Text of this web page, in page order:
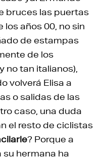
bruces las puertas
los años 00, no sin
de estampas
de los
no tan italianos),
volverá Elisa a
o salidas de las
caso, una duda
el resto de ciclistas
? Porque a
hermana ha